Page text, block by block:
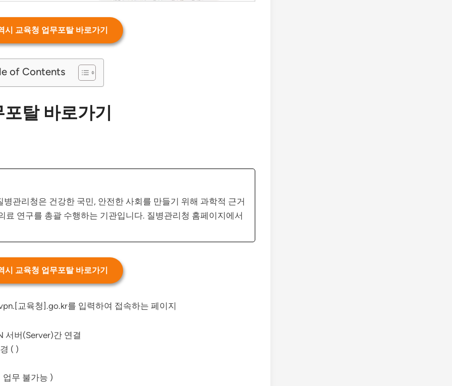
시 교육청 업무포탈 바로가기
of Contents
탈 바로가기
관리청은 건강한 국민, 안전한 사회를 만들기 위해 과학적 근거
연구를 총괄 수행하는 기관입니다. 질병관리청 홈페이지에서
시 교육청 업무포탈 바로가기
교육청].go.kr를 입력하여 접속하는 페이지
서버(Server)간 연결
( )
무 불가능 )